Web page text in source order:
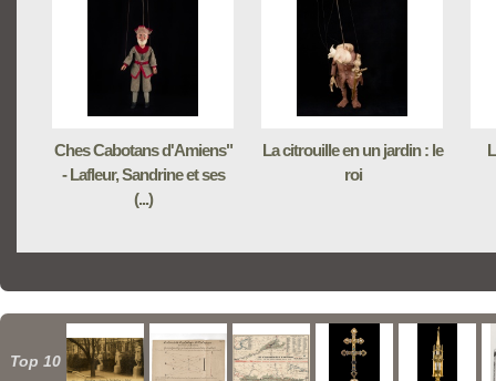
Ches Cabotans d'Amiens"
- Lafleur, Sandrine et ses
(...)
La citrouille en un jardin : le
roi
Top 10